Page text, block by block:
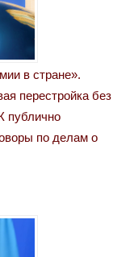
в стране».
перестройка без
публично
по делам о